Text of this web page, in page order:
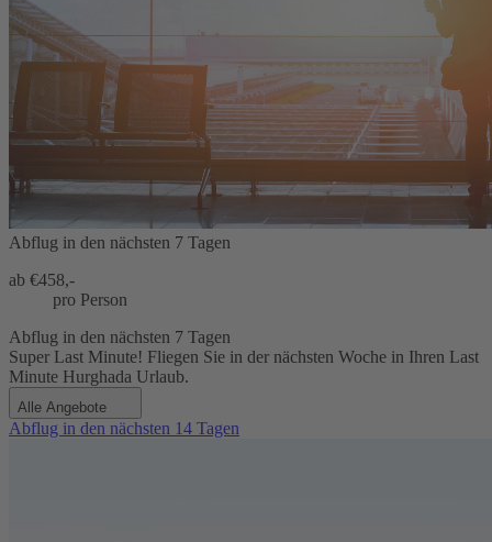
Abflug in den nächsten 7 Tagen
ab €458,-
pro Person
Abflug in den nächsten 7 Tagen
Super Last Minute! Fliegen Sie in der nächsten Woche in Ihren Last
Minute Hurghada Urlaub.
Alle Angebote
Abflug in den nächsten 14 Tagen